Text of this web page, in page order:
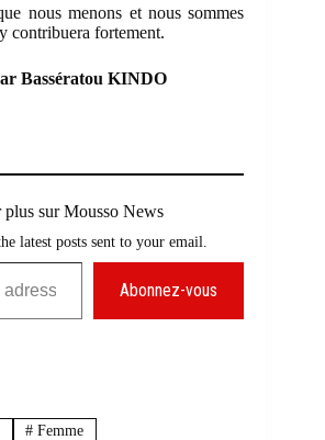
nous menons et nous sommes
contribuera fortement.
Bassératou KINDO
plus sur Mousso News
latest posts sent to your email.
Abonnez-vous
# Femme